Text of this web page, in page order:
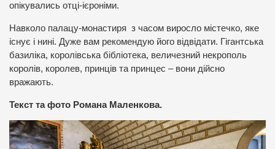
опікувались отці-ієроніми.
Навколо палацу-монастиря з часом виросло містечко, яке
існує і нині. Дуже вам рекомендую його відвідати. Гігантська
базиліка, королівська бібліотека, величезний некрополь
королів, королев, принців та принцес – вони дійсно
вражають.
Текст та фото Романа Маленкова.